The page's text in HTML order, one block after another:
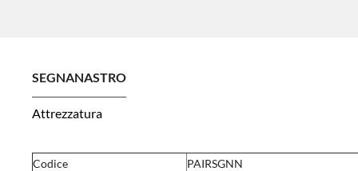
SEGNANASTRO
Attrezzatura
Codice
PAIRSGNN